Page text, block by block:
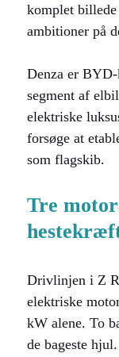
komplet
ambitioner på
Denza er
segment af
elektriske
forsøge at
som flagskib.
Tre
Drivlinjen i Z
elektriske
kW alene. To
de bageste